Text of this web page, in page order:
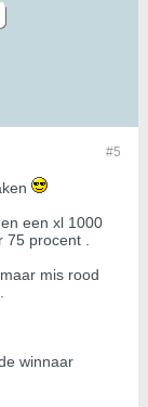
#5
een xl 1000
procent .
mis rood
winnaar